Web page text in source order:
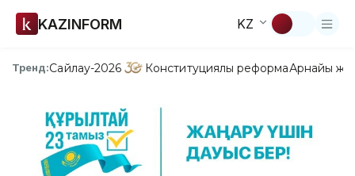
KAZINFORM KZ
Тренд:Сайлау-2026 Конституциялық реформаАрнайы